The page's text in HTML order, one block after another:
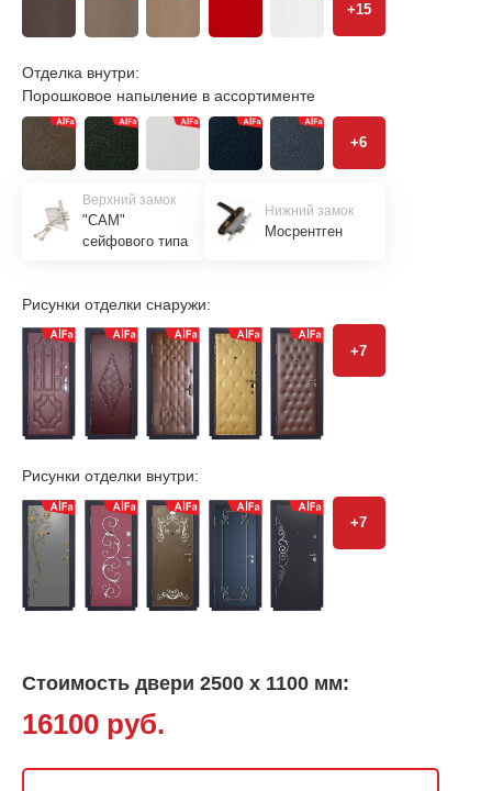
+15
Отделка внутри:
Порошковое напыление в ассортименте
+6
Верхний замок
"САМ"
сейфового типа
Нижний замок
Мосрентген
Рисунки отделки снаружи:
+7
Рисунки отделки внутри:
+7
Стоимость двери 2500 х 1100 мм:
16100 руб.